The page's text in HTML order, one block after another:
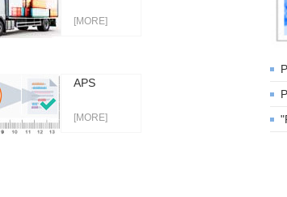
[MORE]
APS
[MORE]